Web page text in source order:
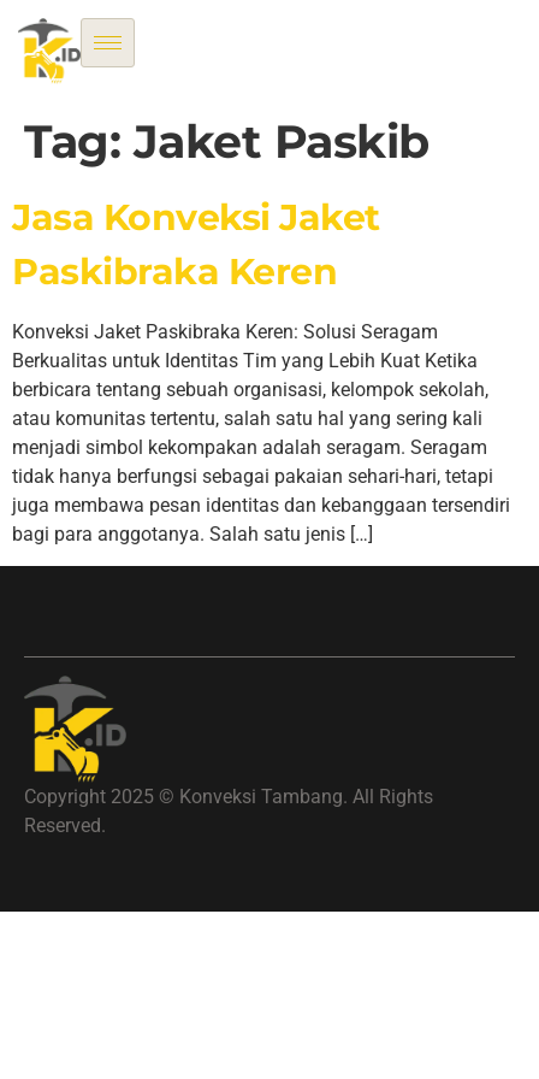
Tag:Jaket Paskib
Jasa Konveksi Jaket
Paskibraka Keren
Konveksi Jaket Paskibraka Keren: Solusi Seragam
Berkualitas untuk Identitas Tim yang Lebih Kuat Ketika
berbicara tentang sebuah organisasi, kelompok sekolah,
atau komunitas tertentu, salah satu hal yang sering kali
menjadi simbol kekompakan adalah seragam. Seragam
tidak hanya berfungsi sebagai pakaian sehari-hari, tetapi
juga membawa pesan identitas dan kebanggaan tersendiri
bagi para anggotanya. Salah satu jenis […]
Copyright 2025 © Konveksi Tambang. All Rights
Reserved.